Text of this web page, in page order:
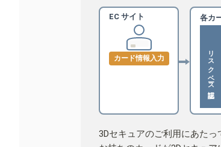
EC サイト
カード情報入力
各カ
リスクベース認証
3Dセキュアのご利用にあた